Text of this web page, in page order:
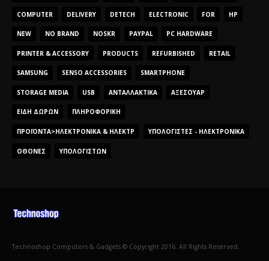
COMPUTER DELIVERY DETECH ELECTRONIC FOR HP
NEW NO BRAND NOSKR PAYPAL PC HARDWARE
PRINTER & ACCESSORY PRODUCTS REFURBISHED RETAIL
SAMSUNG SENSO ACCESSORIES SMARTPHONE
STORAGE MEDIA USB ΑΝΤΑΛΛΑΚΤΙΚΆ ΑΞΕΣΟΥΆΡ
ΕΊΔΗ ΔΏΡΩΝ ΠΛΗΡΟΦΟΡΙΚΉ
ΠΡΟΪΌΝΤΑ>ΗΛΕΚΤΡΟΝΙΚΆ & ΗΛΕΚΤΡ ΥΠΟΛΟΓΙΣΤΈΣ - ΗΛΕΚΤΡΟΝΙΚΆ
ΟΘΌΝΕΣ ΥΠΟΛΟΓΙΣΤΏΝ
Technoshop Computers & Gadgets © Copyright 2016. All Rights Reserved.